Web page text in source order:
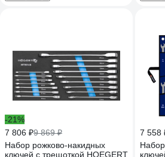
-21%
7 806 ₽9 869 ₽
Набор рожково-накидных
ключей с трещоткой HOEGERT
7 558